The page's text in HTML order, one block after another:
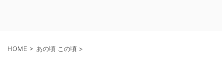
HOME > あの頃 この頃 >